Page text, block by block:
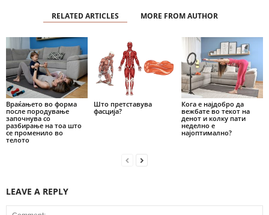
RELATED ARTICLES MORE FROM AUTHOR
Враќањето во форма
после породување
започнува со
разбирање на тоа што
се променило во
телото
Што претставува
фасција?
Кога е најдобро да
вежбате во текот на
денот и колку пати
неделно е
најоптимално?
LEAVE A REPLY